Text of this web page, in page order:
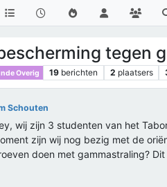
tegen
Overig 19 berichten 2 plaatsers
Schouten
wij zijn 3 studenten van het
zijn wij nog bezig met de
doen met gammastraling?